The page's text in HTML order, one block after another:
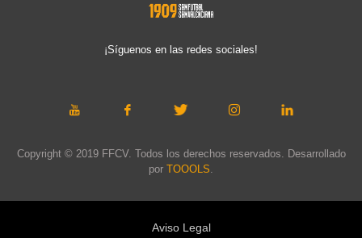
¡Síguenos en las redes sociales!
Copyright © 2019 FFCV. Todos los derechos reservados. Desarrollado
por TOOOLS.
Aviso Legal